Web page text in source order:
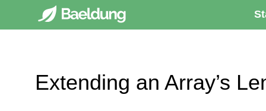
Extending an Array’s